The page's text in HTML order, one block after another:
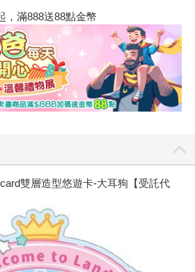
，滿888送88點金幣
雙層造型悠遊卡-大耳狗【受託代